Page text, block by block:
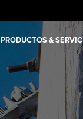
PRODUCTOS &